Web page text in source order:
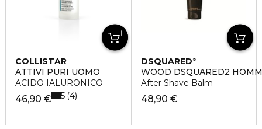
COLLISTAR
ATTIVI PURI UOMO
ACIDO IALURONICO
46,90 € 5 4
DSQUARED²
WOOD DSQUARED2
After Shave Balm
48,90 €